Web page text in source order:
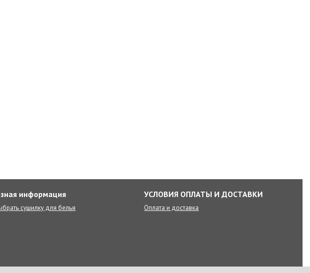
информация
сушилку для белья
УСЛОВИЯ ОПЛАТЫ И ДОСТАВКИ
Оплата и доставка